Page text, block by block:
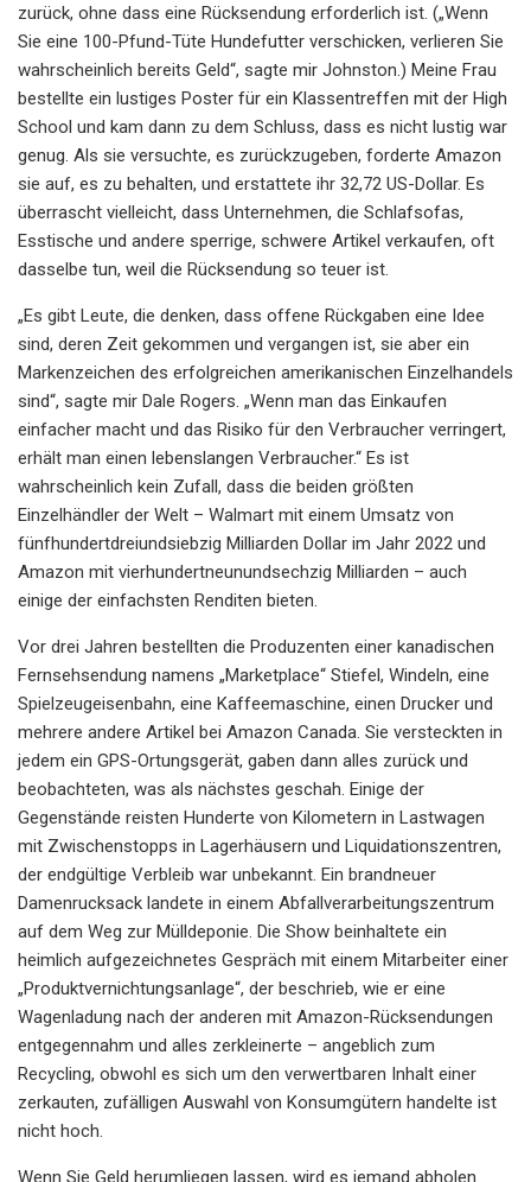
zurück, ohne dass eine Rücksendung erforderlich ist. („Wenn
Sie eine 100-Pfund-Tüte Hundefutter verschicken, verlieren Sie
wahrscheinlich bereits Geld“, sagte mir Johnston.) Meine Frau
bestellte ein lustiges Poster für ein Klassentreffen mit der High
School und kam dann zu dem Schluss, dass es nicht lustig war
genug. Als sie versuchte, es zurückzugeben, forderte Amazon
sie auf, es zu behalten, und erstattete ihr 32,72 US-Dollar. Es
überrascht vielleicht, dass Unternehmen, die Schlafsofas,
Esstische und andere sperrige, schwere Artikel verkaufen, oft
dasselbe tun, weil die Rücksendung so teuer ist.
„Es gibt Leute, die denken, dass offene Rückgaben eine Idee
sind, deren Zeit gekommen und vergangen ist, sie aber ein
Markenzeichen des erfolgreichen amerikanischen Einzelhandels
sind“, sagte mir Dale Rogers. „Wenn man das Einkaufen
einfacher macht und das Risiko für den Verbraucher verringert,
erhält man einen lebenslangen Verbraucher.“ Es ist
wahrscheinlich kein Zufall, dass die beiden größten
Einzelhändler der Welt – Walmart mit einem Umsatz von
fünfhundertdreiundsiebzig Milliarden Dollar im Jahr 2022 und
Amazon mit vierhundertneunundsechzig Milliarden – auch
einige der einfachsten Renditen bieten.
Vor drei Jahren bestellten die Produzenten einer kanadischen
Fernsehsendung namens „Marketplace“ Stiefel, Windeln, eine
Spielzeugeisenbahn, eine Kaffeemaschine, einen Drucker und
mehrere andere Artikel bei Amazon Canada. Sie versteckten in
jedem ein GPS-Ortungsgerät, gaben dann alles zurück und
beobachteten, was als nächstes geschah. Einige der
Gegenstände reisten Hunderte von Kilometern in Lastwagen
mit Zwischenstopps in Lagerhäusern und Liquidationszentren,
der endgültige Verbleib war unbekannt. Ein brandneuer
Damenrucksack landete in einem Abfallverarbeitungszentrum
auf dem Weg zur Mülldeponie. Die Show beinhaltete ein
heimlich aufgezeichnetes Gespräch mit einem Mitarbeiter einer
„Produktvernichtungsanlage“, der beschrieb, wie er eine
Wagenladung nach der anderen mit Amazon-Rücksendungen
entgegennahm und alles zerkleinerte – angeblich zum
Recycling, obwohl es sich um den verwertbaren Inhalt einer
zerkauten, zufälligen Auswahl von Konsumgütern handelte ist
nicht hoch.
Wenn Sie Geld herumliegen lassen, wird es jemand abholen.